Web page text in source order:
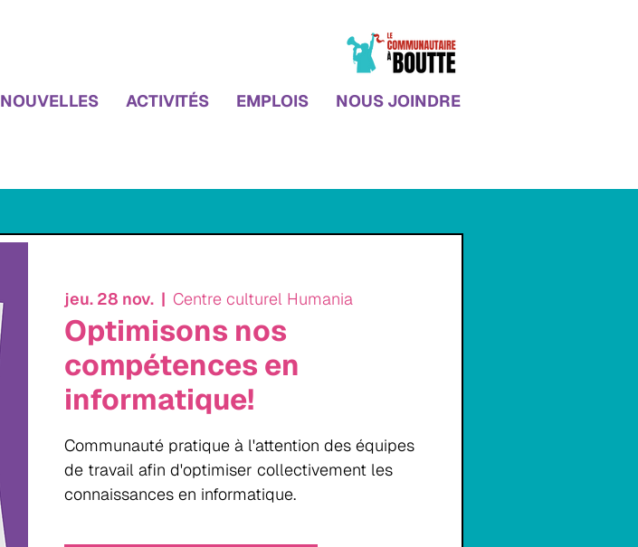
NOUVELLES ACTIVITÉS EMPLOIS NOUS JOINDRE
jeu. 28 nov.
  |
Centre culturel Humania
Optimisons nos
compétences en
informatique!
Communauté pratique à l'attention des équipes
de travail afin d'optimiser collectivement les
connaissances en informatique.